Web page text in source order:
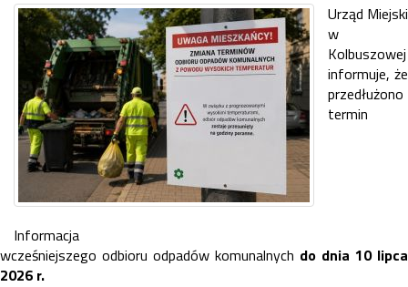
Informacja
Urząd Miejski
w
Kolbuszowej
informuje, że
przedłużono
termin
wcześniejszego odbioru odpadów komunalnych do dnia 10 lipca
2026 r.